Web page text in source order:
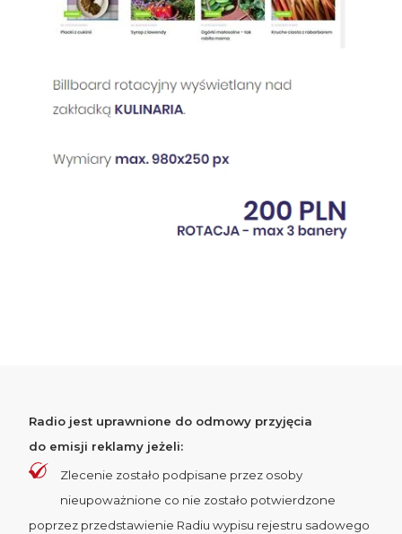
Radio jest uprawnione do odmowy przyjęcia
do emisji reklamy jeżeli:
Zlecenie zostało podpisane przez osoby
nieupoważnione co nie zostało potwierdzone
poprzez przedstawienie Radiu wypisu rejestru sadowego